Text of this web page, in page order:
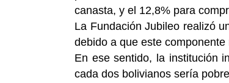
canasta, y el 12,8% para
La Fundación Jubileo realizó
debido a que este
En ese sentido, la institución
cada dos bolivianos sería